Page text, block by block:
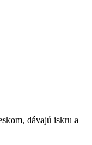
dávajú iskru a